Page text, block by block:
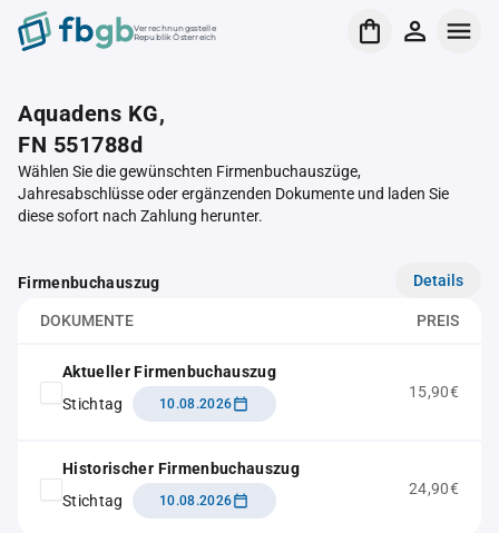
Verrechnungsstelle
Republik Österreich
Aquadens KG,
FN 551788d
Wählen Sie die gewünschten Firmenbuchauszüge,
Jahresabschlüsse oder ergänzenden Dokumente und laden Sie
diese sofort nach Zahlung herunter.
Firmenbuchauszug Details
DOKUMENTE PREIS
Aktueller Firmenbuchauszug
Stichtag
10.08.2026
15,90€
Historischer Firmenbuchauszug
Stichtag
10.08.2026
24,90€